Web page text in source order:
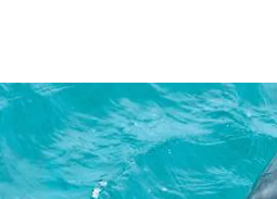
« Papy
combat
Cirque